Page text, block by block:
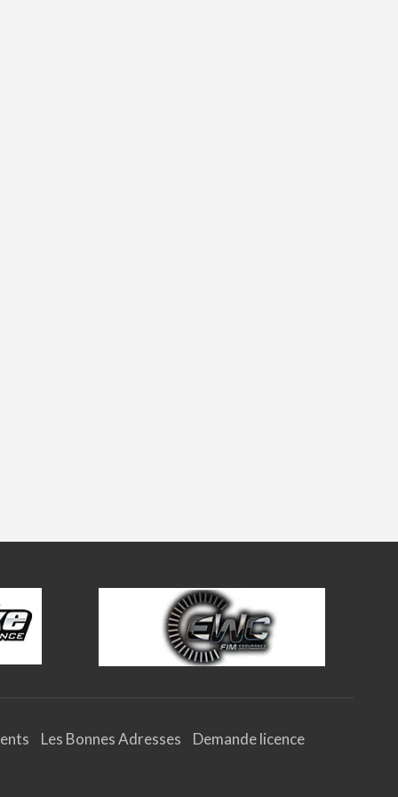
Les Bonnes Adresses Demande licence